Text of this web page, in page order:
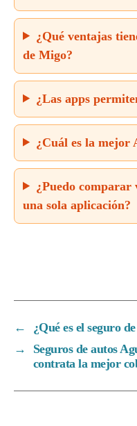
¿Qué ventajas
de Migo?
¿Las apps
¿Cuál es la mejor
¿Puedo comparar
una sola aplicación?
←
¿Qué es el seguro
→
Seguros de autos
contrata la mejor